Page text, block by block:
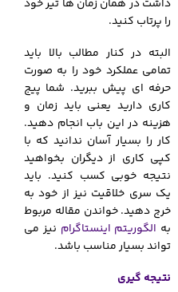
داشت در همان زمان ها تیر خود
را پرتاب کنید.
البته در کنار مطالب بالا باید
تمامی عملکرد خود را به صورت
حرفه ای پیش ببرید. شما پیج
کاری دارید یعنی باید زمان و
هزینه در این باب انجام دهید.
کار را بسیار آسان ندانید که با
کپی کاری از دیگران بخواهید
نتیجه خوبی کسب کنید. باید
یک سری خلاقیت نیز از خود به
خرج دهید. خواندن مقاله مربوط
به الگوریتم اینستاگرام نیز می
تواند بسیار مناسب باشد.
نتیجه گیری